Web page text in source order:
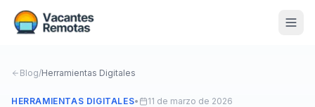
Vacantes
Blog
Blog/Herramientas Digitales
HERRAMIENTAS DIGITALES• 11 de marzo de 2026